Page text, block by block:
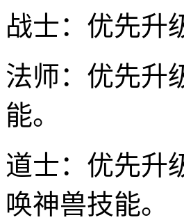
战士：优先升
法师：优先升
能。
道士：优先升
唤神兽技能。